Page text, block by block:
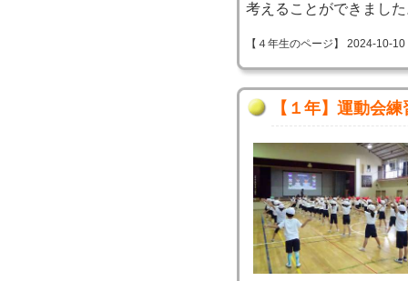
考えることができまし
【４年生のページ】 2024-10-
【１年】運動会